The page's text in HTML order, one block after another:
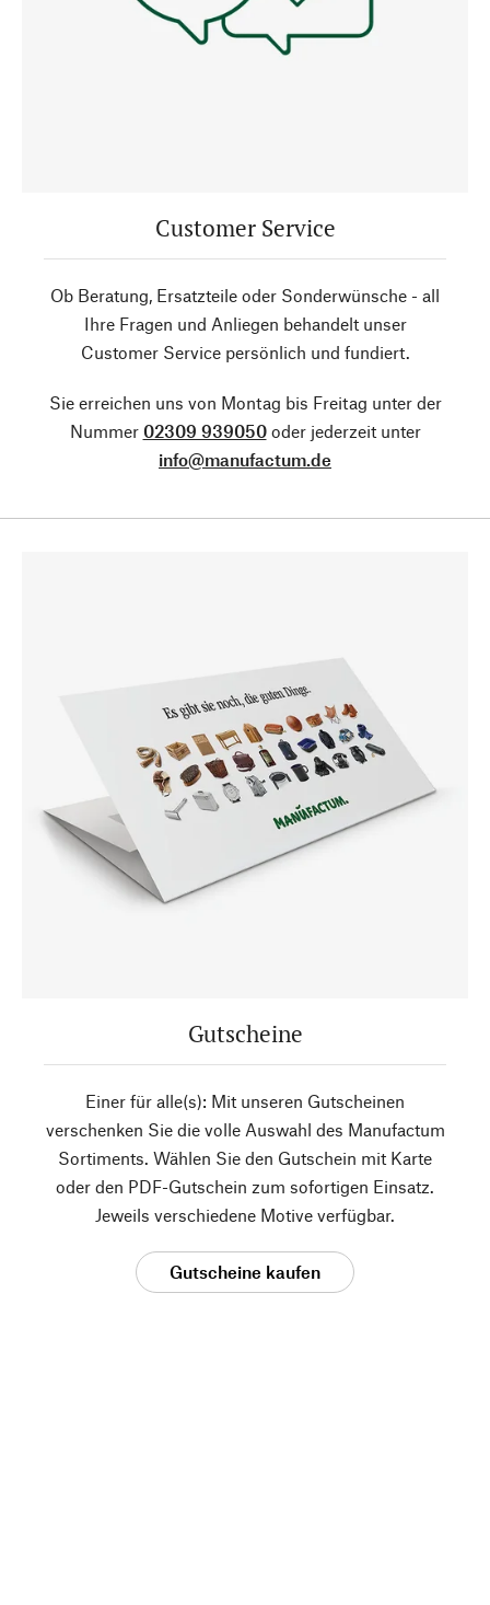
Customer Service
Ob Beratung, Ersatzteile oder Sonderwünsche - all
Ihre Fragen und Anliegen behandelt unser
Customer Service persönlich und fundiert.
Sie erreichen uns von Montag bis Freitag unter der
Nummer 02309 939050oder jederzeit unter
info@manufactum.de
Gutscheine
Einer für alle(s): Mit unseren Gutscheinen
verschenken Sie die volle Auswahl des Manufactum
Sortiments. Wählen Sie den Gutschein mit Karte
oder den PDF-Gutschein zum sofortigen Einsatz.
Jeweils verschiedene Motive verfügbar.
Gutscheine kaufen